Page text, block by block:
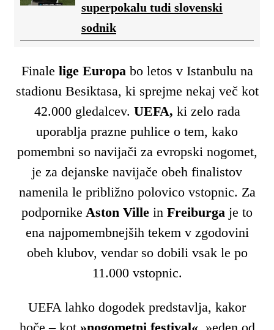
superpokalu tudi slovenski
sodnik
Finale lige Europa bo letos v Istanbulu na
stadionu Besiktasa, ki sprejme nekaj več kot
42.000 gledalcev. UEFA, ki zelo rada
uporablja prazne puhlice o tem, kako
pomembni so navijači za evropski nogomet,
je za dejanske navijače obeh finalistov
namenila le približno polovico vstopnic. Za
podpornike Aston Ville in Freiburga je to
ena najpomembnejših tekem v zgodovini
obeh klubov, vendar so dobili vsak le po
11.000 vstopnic.
UEFA lahko dogodek predstavlja, kakor